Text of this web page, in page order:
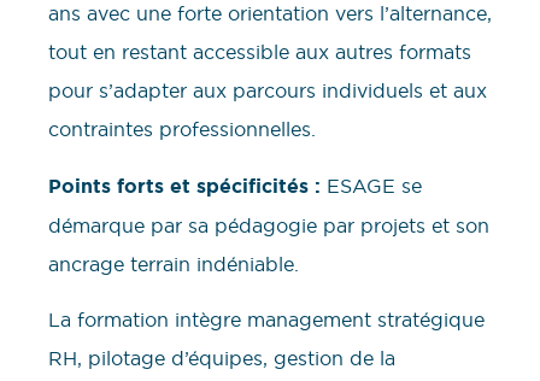
ans avec une forte orientation vers l’alternance,
tout en restant accessible aux autres formats
pour s’adapter aux parcours individuels et aux
contraintes professionnelles.
Points forts et spécificités : ESAGE se
démarque par sa pédagogie par projets et son
ancrage terrain indéniable.
La formation intègre management stratégique
RH, pilotage d’équipes, gestion de la